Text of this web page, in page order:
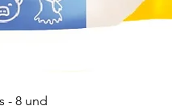
- 8 und